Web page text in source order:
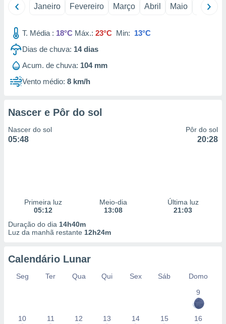
utilizar
criar
da
dos
melhorar
dados
Janeiro Fevereiro Março Abril Maio Junho
T. Média : 18°C Máx.: 23°C Min: 13°C
Dias de chuva: 14dias
Acum. de chuva: 104 mm
Vento médio: 8 km/h
Nascer e Pôr do sol
Nascer do sol
05:48
Pôr do sol
20:28
Primeira luz
05:12
Meio-dia
13:08
Última luz
21:03
Duração do dia 14h40m
Luz da manhã restante 12h24m
Calendário Lunar
Seg Ter Qua Qui Sex Sáb
Domo
9
10 11 12 13 14 15 16